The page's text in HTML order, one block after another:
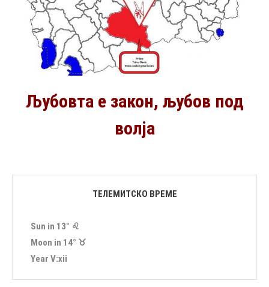
Љубовта е закон, љубов под
волја
ТЕЛЕМИТСКО ВРЕМЕ
Sun in 13° ♌︎
Moon in 14° ♉︎
Year Ⅴ:ⅹⅰⅰ